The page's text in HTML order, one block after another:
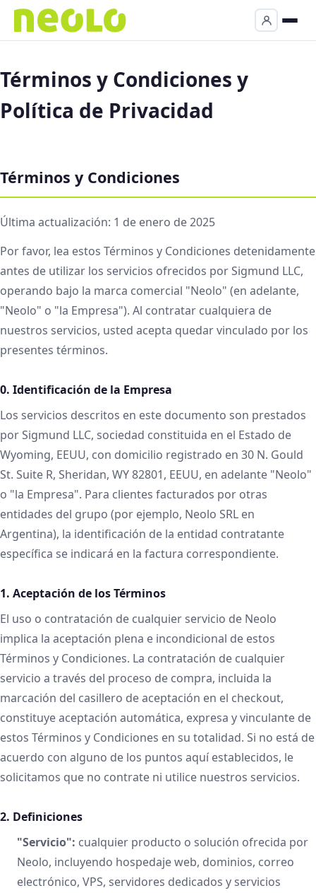
Términos y Condiciones y
Política de Privacidad
Términos y Condiciones
Última actualización: 1 de enero de 2025
Por favor, lea estos Términos y Condiciones detenidamente
antes de utilizar los servicios ofrecidos por Sigmund LLC,
operando bajo la marca comercial "Neolo" (en adelante,
"Neolo" o "la Empresa"). Al contratar cualquiera de
nuestros servicios, usted acepta quedar vinculado por los
presentes términos.
0. Identificación de la Empresa
Los servicios descritos en este documento son prestados
por Sigmund LLC, sociedad constituida en el Estado de
Wyoming, EEUU, con domicilio registrado en 30 N. Gould
St. Suite R, Sheridan, WY 82801, EEUU, en adelante "Neolo"
o "la Empresa". Para clientes facturados por otras
entidades del grupo (por ejemplo, Neolo SRL en
Argentina), la identificación de la entidad contratante
específica se indicará en la factura correspondiente.
1. Aceptación de los Términos
El uso o contratación de cualquier servicio de Neolo
implica la aceptación plena e incondicional de estos
Términos y Condiciones. La contratación de cualquier
servicio a través del proceso de compra, incluida la
marcación del casillero de aceptación en el checkout,
constituye aceptación automática, expresa y vinculante de
estos Términos y Condiciones en su totalidad. Si no está de
acuerdo con alguno de los puntos aquí establecidos, le
solicitamos que no contrate ni utilice nuestros servicios.
2. Definiciones
"Servicio": cualquier producto o solución ofrecida por
Neolo, incluyendo hospedaje web, dominios, correo
electrónico, VPS, servidores dedicados y servicios